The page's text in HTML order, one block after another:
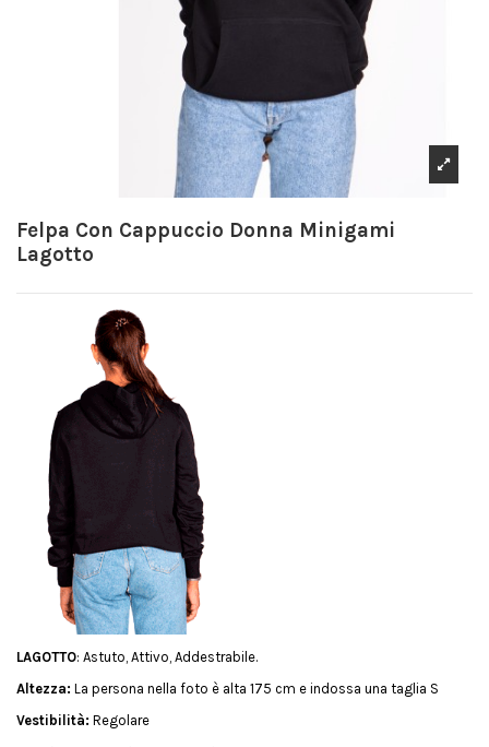
Felpa Con Cappuccio Donna Minigami
Lagotto
LAGOTTO: Astuto, Attivo, Addestrabile.
Altezza: La persona nella foto è alta 175 cm e indossa una taglia S
Vestibilità: Regolare